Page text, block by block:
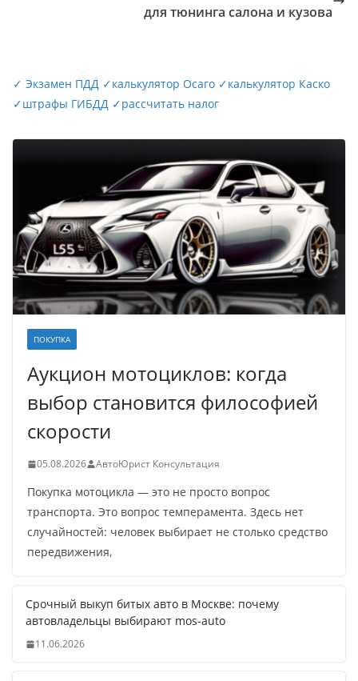
для тюнинга салона и кузова
✓ Экзамен ПДД ✓калькулятор Осаго ✓калькулятор Каско
✓штрафы ГИБДД ✓рассчитать налог
ПОКУПКА
Аукцион мотоциклов: когда
выбор становится философией
скорости
05.08.2026 АвтоЮрист Консультация
Покупка мотоцикла — это не просто вопрос
транспорта. Это вопрос темперамента. Здесь нет
случайностей: человек выбирает не столько средство
передвижения,
Срочный выкуп битых авто в Москве: почему
автовладельцы выбирают mos-auto
11.06.2026